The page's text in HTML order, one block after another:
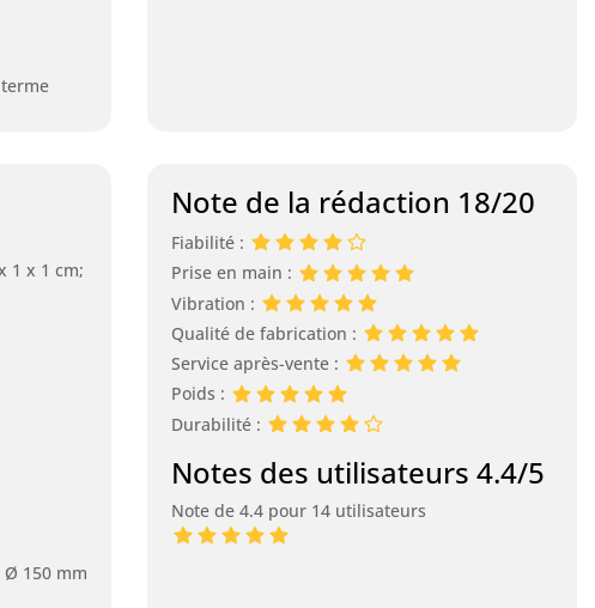
1 x 1 cm;
150 mm
Note de la rédaction 18/20
Fiabilité :
Prise en main :
Vibration :
Qualité de fabrication :
Service après-vente :
Poids :
Durabilité :
Notes des utilisateurs 4.4/5
Note de 4.4 pour 14 utilisateurs